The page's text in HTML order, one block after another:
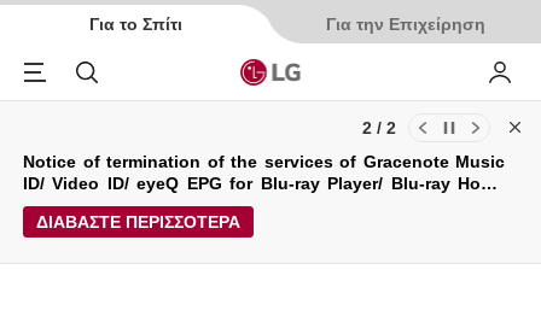
Για το Σπίτι Για την Επιχείρηση
Αναζήτηση My LG
Ενημερώσεις για τους Όρους Χρήσης και την Πολιτική
Απορρήτου της LG Electronics Service (29/04/2026)
Notice of termination of the services of Gracenote Music
ID/ Video ID/ eyeQ EPG for Blu-ray Player/ Blu-ray Home
Theater System.
ΔΙΑΒΑΣΤΕ ΠΕΡΙΣΣΟΤΕΡΑ
2 / 2